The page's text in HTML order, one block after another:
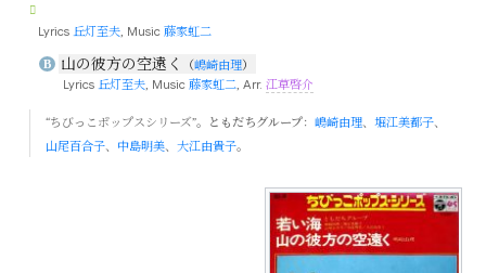
Lyrics 丘灯至夫 , Music藤家虹二
B 山の彼方の空遠く （嶋崎由理）
Lyrics 丘灯至夫, Music 藤家虹二, Arr. 江草啓介
“ちびっこポップスシリーズ”。 ともだちグループ：嶋崎由理、堀江美都子、
山尾百合子、 中島明美、大江由貴子。